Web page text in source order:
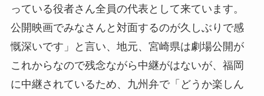
っている役者さん全員の代表として来ています。
公開映画でみなさんと対面するのが久しぶりで感
慨深いです」と言い、地元、宮崎県は劇場公開が
これからなので残念ながら中継がはないが、福岡
に中継されているため、九州弁で「どうか楽しん